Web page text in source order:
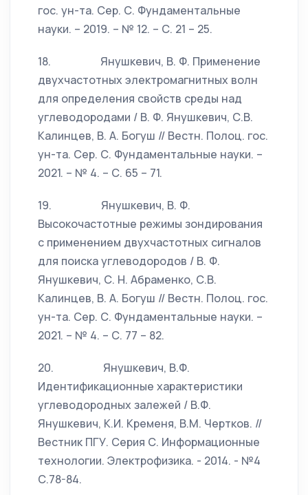
гос. ун-та. Сер. С. Фундаментальные
науки. – 2019. – № 12. – С. 21 – 25.
18. Янушкевич, В. Ф. Применение
двухчастотных электромагнитных волн
для определения свойств среды над
углеводородами / В. Ф. Янушкевич, С.В.
Калинцев, В. А. Богуш // Вестн. Полоц. гос.
ун-та. Сер. С. Фундаментальные науки. –
2021. – № 4. – С. 65 – 71.
19. Янушкевич, В. Ф.
Высокочастотные режимы зондирования
с применением двухчастотных сигналов
для поиска углеводородов / В. Ф.
Янушкевич, С. Н. Абраменко, С.В.
Калинцев, В. А. Богуш // Вестн. Полоц. гос.
ун-та. Сер. С. Фундаментальные науки. –
2021. – № 4. – С. 77 – 82.
20. Янушкевич, В.Ф.
Идентификационные характеристики
углеводородных залежей / В.Ф.
Янушкевич, К.И. Кременя, В.М. Чертков. //
Вестник ПГУ. Серия С. Информационные
технологии. Электрофизика. - 2014. - №4
С.78-84.